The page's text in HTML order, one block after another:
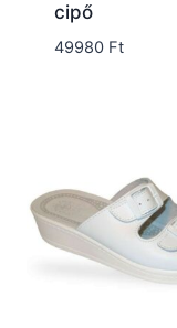
cipő
49980 Ft